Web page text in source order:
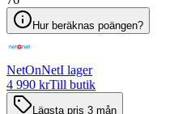
Hur beräknas poängen?
NetOnNetI lager
4 990 krTill butik
Lägsta pris 3 mån